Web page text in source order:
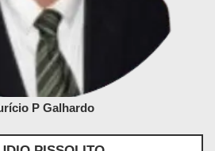
P Galhardo